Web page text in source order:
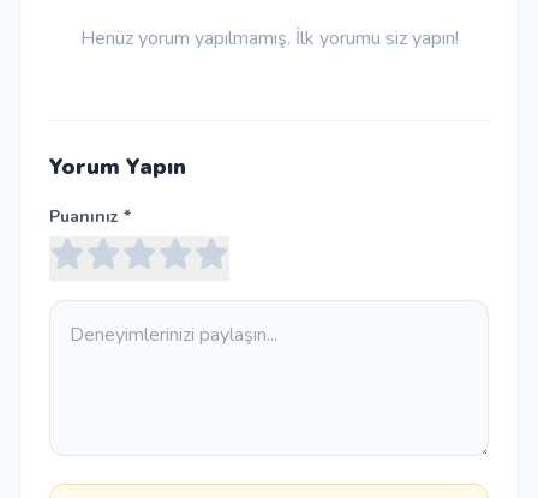
Henüz yorum yapılmamış. İlk yorumu siz yapın!
Yorum Yapın
Puanınız *